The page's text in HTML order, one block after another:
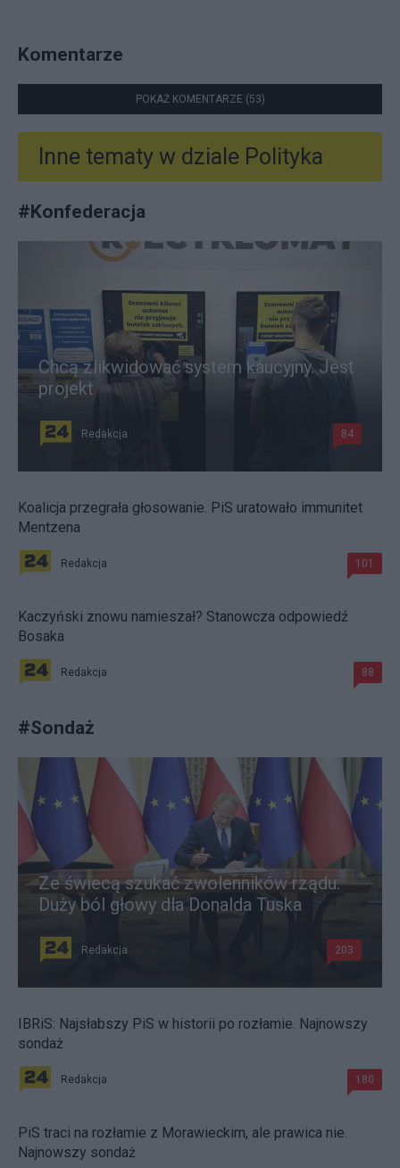
Komentarze
POKAŻ KOMENTARZE (53)
Inne tematy w dziale Polityka
#Konfederacja
Chcą zlikwidować system kaucyjny. Jest
projekt
Redakcja 84
Koalicja przegrała głosowanie. PiS uratowało immunitet
Mentzena
Redakcja 101
Kaczyński znowu namieszał? Stanowcza odpowiedź
Bosaka
Redakcja 88
#Sondaż
Ze świecą szukać zwolenników rządu.
Duży ból głowy dla Donalda Tuska
Redakcja 203
IBRiS: Najsłabszy PiS w historii po rozłamie. Najnowszy
sondaż
Redakcja 180
PiS traci na rozłamie z Morawieckim, ale prawica nie.
Najnowszy sondaż